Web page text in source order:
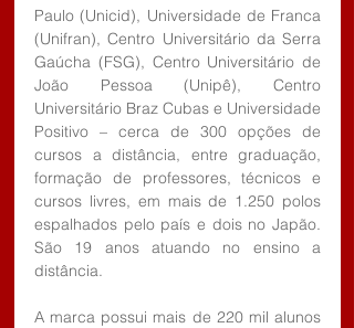
Paulo (Unicid), Universidade de Franca
(Unifran), Centro Universitário da Serra
Gaúcha (FSG), Centro Universitário de
João Pessoa (Unipê), Centro
Universitário Braz Cubas e Universidade
Positivo – cerca de 300 opções de
cursos a distância, entre graduação,
formação de professores, técnicos e
cursos livres, em mais de 1.250 polos
espalhados pelo país e dois no Japão.
São 19 anos atuando no ensino a
distância.
A marca possui mais de 220 mil alunos